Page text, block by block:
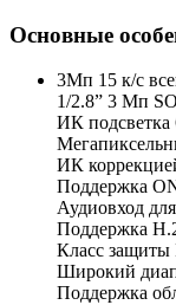
Основные
3Мп 15 к/с
1/2.8” 3 Мп
ИК подсветка
ИК
Поддержка
Аудиовход
Поддержка
Класс защиты
Широкий
Поддержка